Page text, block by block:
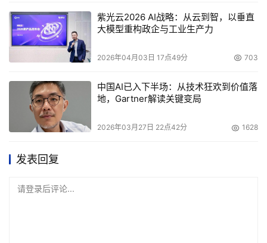
0.81美元。
自运营模式的核心逻辑在于，只有掌控Robotaxi产业全链
条，才能剔除中间环节的摩擦成本，实现效率、效益最大
单一算法的比拼。
金三角模式：技术轻资产，专注核心算法
公司的轻盈感。他们的
构建技术护城河的最短路径。
紫光云2026 AI战略：从云到智，以垂直
大模型重构政企与工业生产力
2026年04月03日 17点49分 703
中国AI已入下半场：从技术狂欢到价值落
地，Gartner解读关键变局
2026年03月27日 22点42分 1628
发表回复
请登录后评论...